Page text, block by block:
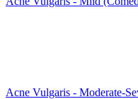
Acne Vulgaris - Moderate-